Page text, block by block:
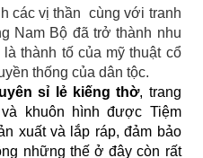
các vị thần cùng với tranh
Nam Bộ đã trở thành nhu
thành tố của mỹ thuật cổ
thống của dân tộc.
sỉ lẻ kiếng thờ, trang
khuôn hình được Tiệm
xuất và lắp ráp, đảm bảo
những thế ở đây còn rất